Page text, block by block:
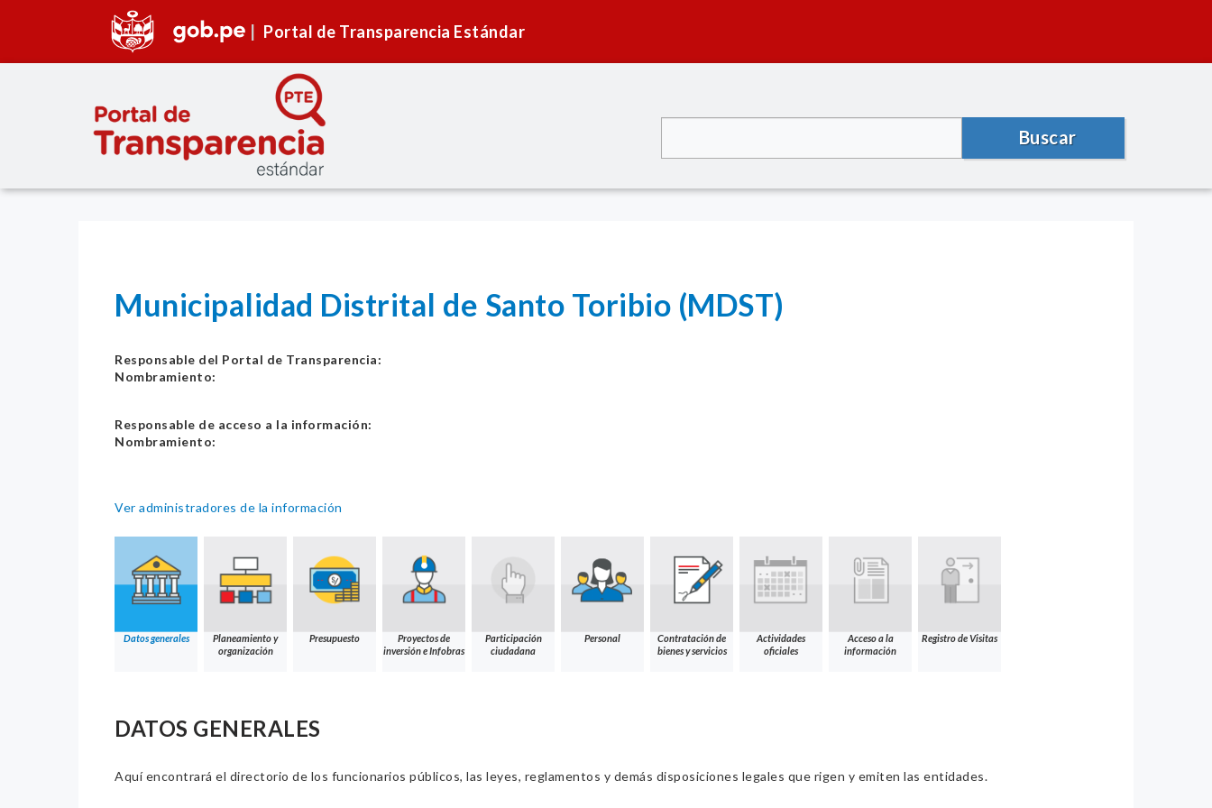
Portal de Transparencia Estándar
Buscar
Municipalidad Distrital de Santo Toribio (MDST)
Responsable del Portal de Transparencia:
Nombramiento:
Responsable de acceso a la información:
Nombramiento:
Ver administradores de la información
Datos generales
Planeamiento y
organización
Presupuesto
Proyectos de
inversión e Infobras
Participación
ciudadana
Personal
Contratación de
bienes y servicios
Actividades
oficiales
Acceso a la
información
Registro de Visitas
DATOS GENERALES
Aquí encontrará el directorio de los funcionarios públicos, las leyes, reglamentos y demás disposiciones legales que rigen y emiten las entidades.